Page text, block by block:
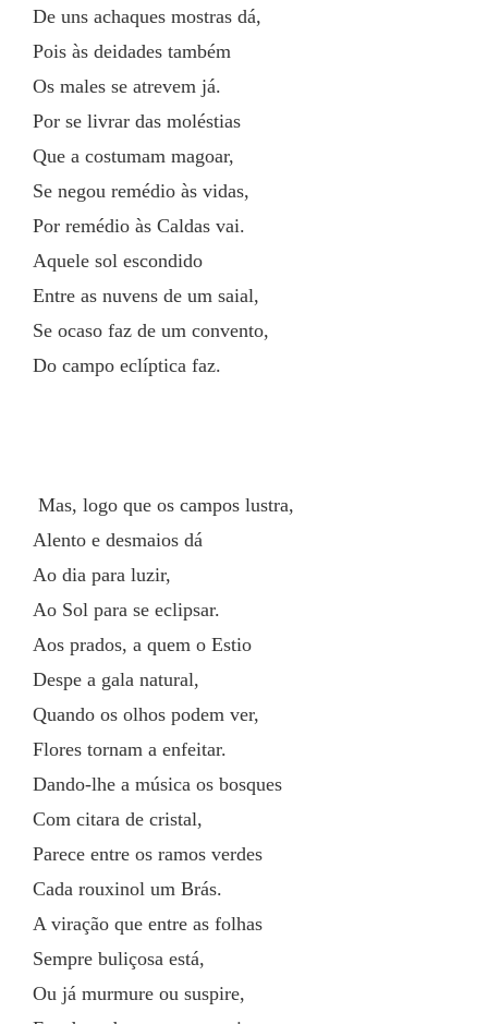
De uns achaques mostras dá,
Pois às deidades também
Os males se atrevem já.
Por se livrar das moléstias
Que a costumam magoar,
Se negou remédio às vidas,
Por remédio às Caldas vai.
Aquele sol escondido
Entre as nuvens de um saial,
Se ocaso faz de um convento,
Do campo eclíptica faz.
Mas, logo que os campos lustra,
Alento e desmaios dá
Ao dia para luzir,
Ao Sol para se eclipsar.
Aos prados, a quem o Estio
Despe a gala natural,
Quando os olhos podem ver,
Flores tornam a enfeitar.
Dando-lhe a música os bosques
Com citara de cristal,
Parece entre os ramos verdes
Cada rouxinol um Brás.
A viração que entre as folhas
Sempre buliçosa está,
Ou já murmure ou suspire,